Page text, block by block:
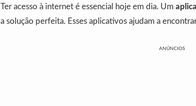
Ter acesso à internet é essencial hoje em dia. Um
a solução perfeita. Esses aplicativos ajudam a
ANÚNCIOS